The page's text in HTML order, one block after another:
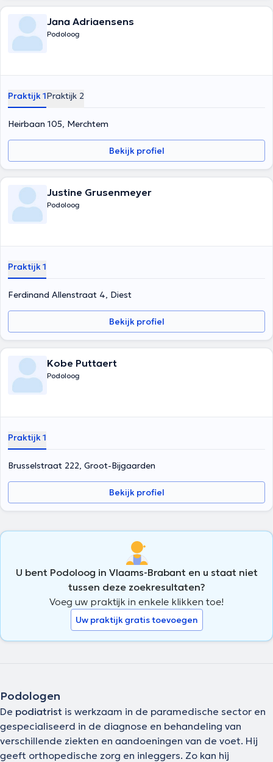
Jana Adriaensens
Podoloog
Praktijk 1Praktijk 2
Heirbaan 105, Merchtem
Bekijk profiel
Justine Grusenmeyer
Podoloog
Praktijk 1
Ferdinand Allenstraat 4, Diest
Bekijk profiel
Kobe Puttaert
Podoloog
Praktijk 1
Brusselstraat 222, Groot-Bijgaarden
Bekijk profiel
U bent Podoloog in Vlaams-Brabant en u staat niet
tussen deze zoekresultaten?
Voeg uw praktijk in enkele klikken toe!
Uw praktijk gratis toevoegen
Podologen
De podiatrist is werkzaam in de paramedische sector en
gespecialiseerd in de diagnose en behandeling van
verschillende ziekten en aandoeningen van de voet. Hij
geeft orthopedische zorg en inleggers. Zo kan hij